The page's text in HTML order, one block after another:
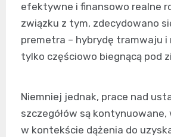
efektywne i finansowo realne
związku z tym, zdecydowano
premetra – hybrydę tramwaju i
tylko częściowo biegnącą pod
Niemniej jednak, prace nad
szczegółów są kontynuowane,
w kontekście dążenia do